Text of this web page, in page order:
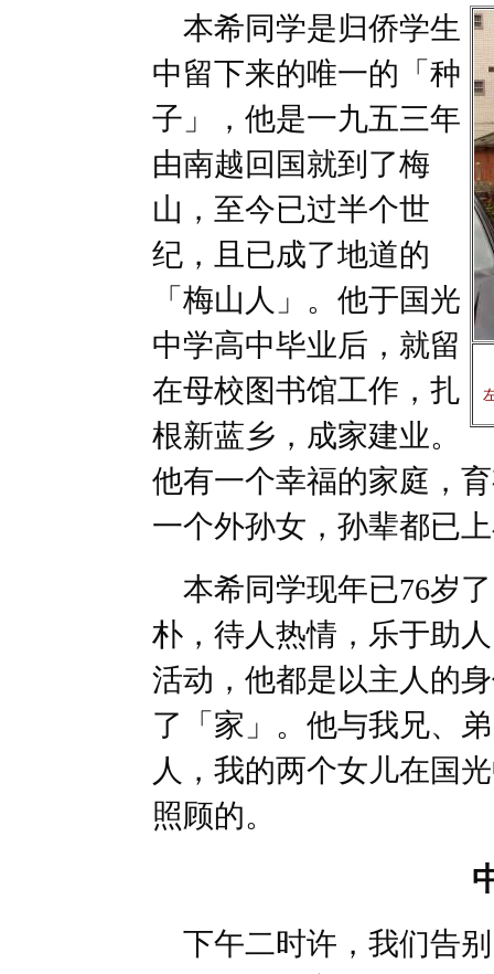
本希同学是归侨学生
中留下来的唯一的「种
子」，他是一九五三年
由南越回国就到了梅
山，至今已过半个世
纪，且已成了地道的
「梅山人」。他于国光
中学高中毕业后，就留
在母校图书馆工作，扎
根新蓝乡，成家建业。
他有一个幸福的家庭，
一个外孙女，孙辈都已
本希同学现年已76岁
朴，待人热情，乐于助
活动，他都是以主人的
了「家」。他与我兄、
人，我的两个女儿在国
照顾的。
下午二时许，我们告